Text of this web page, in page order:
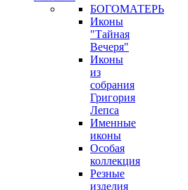
БОГОМАТЕРЬ
Иконы
"Тайная
Вечеря"
Иконы
из
собрания
Григория
Лепса
Именные
иконы
Особая
коллекция
Резные
изделия